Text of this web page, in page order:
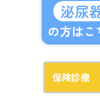
泌尿
の方はこ
保険診療